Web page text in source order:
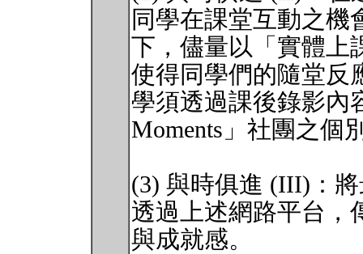
同學在課堂互動之機
下，儘量以「實體上
使得同學們的隨堂反
學須透過課後錄影內
Moments」社團之個
(3) 與時俱進 (III)：
透過上述網路平台，
與成就感。